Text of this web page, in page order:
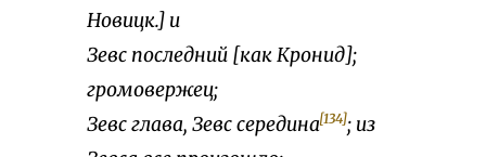
Новицк.] и
Зевс последний [как Кронид];
громовержец;
Зевс глава, Зевс середина[134]; из